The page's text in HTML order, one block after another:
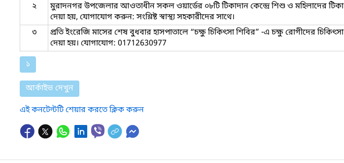
২
মুরাদনগর উপজেলার আওতাধীন সকল ওয়ার্ডের ০৮টি টিকাদান কেন্দ্রে শিশু ও মহিলাদের টিকা
দেয়া হয়, যোগাযোগ করুন: সংশ্লিষ্ট স্বাস্থ্য সহকারীদের সাথে।
৩
প্রতি ইংরেজি মাসের শেষ বুধবার হাসপাতালে “চক্ষু চিকিৎসা শিবির” -এ চক্ষু রোগীদের চিকিৎসা
দেয়া হয়। যোগাযোগ: 01712630977
১
আর্কাইভ দেখুন
এই কনটেন্টটি শেয়ার করতে ক্লিক করুন